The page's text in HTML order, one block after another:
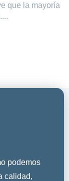
que la mayoría
podemos
calidad,